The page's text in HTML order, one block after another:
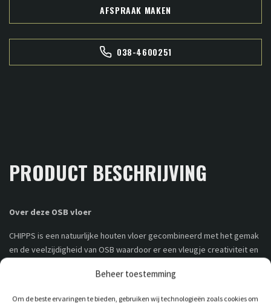
Beheer toestemming
Om de beste ervaringen te bieden, gebruiken wij technologieën zoals cookies om
AFSPRAAK MAKEN
038-4600251
PRODUCT BESCHRIJVING
Over deze OSB vloer
CHIPPS is een natuurlijke houten vloer gecombineerd met het gemak
en de veelzijdigheid van OSB waardoor er een vleugje creativiteit en
oplossing voor vloeren, wanden en plafonds die tegelijkertijd een